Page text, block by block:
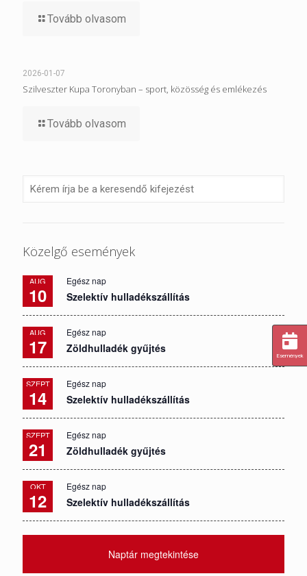
Tovább olvasom
2026-01-07
Szilveszter Kupa Toronyban – sport, közösség és emlékezés
Tovább olvasom
Közelgő események
AUG
10
Egész nap
Szelektív hulladékszállítás
AUG
17
Egész nap
Zöldhulladék gyűjtés
SZEPT
14
Egész nap
Szelektív hulladékszállítás
SZEPT
21
Egész nap
Zöldhulladék gyűjtés
OKT
12
Egész nap
Szelektív hulladékszállítás
Naptár megtekintése
Események